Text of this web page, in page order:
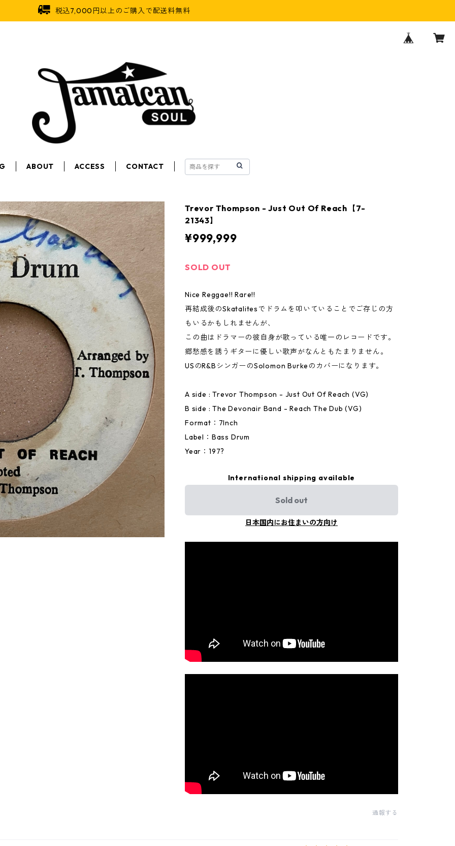
税込7,000円以上のご購入で配送料無料
ABOUT ACCESS CONTACT
Trevor Thompson - Just Out Of Reach【7-
21343】
¥999,999
SOLD OUT
Nice Reggae!! Rare!!
再結成後のSkatalitesでドラムを叩いていることでご存じの方
もいるかもしれませんが、
この曲はドラマーの彼自身が歌っている唯一のレコードです。
郷愁感を誘うギターに優しい歌声がなんともたまりません。
USのR&BシンガーのSolomon Burkeのカバーになります。
A side : Trevor Thompson - Just Out Of Reach (VG)
B side : The Devonair Band - Reach The Dub (VG)
Format：7Inch
Label：Bass Drum
Year：197?
International shipping available
Sold out
日本国内にお住まいの方向け
通報する